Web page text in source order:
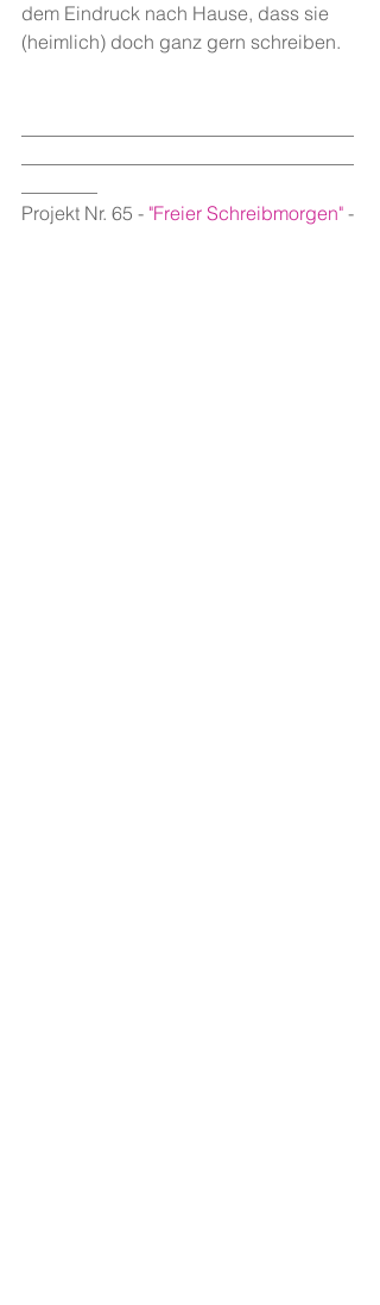
dem Eindruck nach Hause, dass sie
(heimlich) doch ganz gern schreiben.
Projekt Nr. 65 - "Freier Schreibmorgen" -